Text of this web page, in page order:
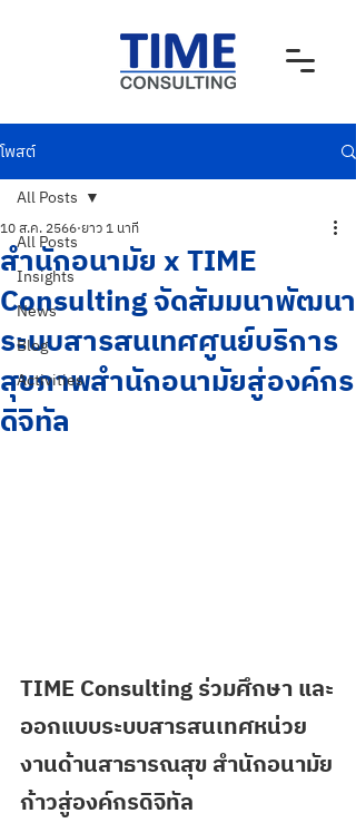
โพสต์
All Posts
Insights
News
Blog
Activities
All Posts
สำนักอนามัย x TIME
Consulting จัดสัมมนาพัฒนา
ระบบสารสนเทศศูนย์บริการ
สุขภาพสำนักอนามัยสู่องค์กร
ดิจิทัล
10 ส.ค. 2566 ยาว 1 นาที
TIME Consulting ร่วมศึกษา และ
ออกแบบระบบสารสนเทศหน่วย
งานด้านสาธารณสุข สำนักอนามัย
ก้าวสู่องค์กรดิจิทัล